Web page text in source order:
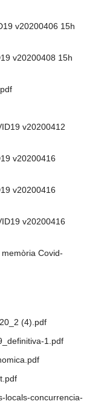
v20200406 15h
v20200408 15h
v20200412
v20200416
v20200416
v20200416
Covid-
(4).pdf
1.pdf
locals-concurrencia-